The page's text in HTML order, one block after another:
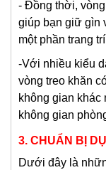
- Đồng thời,
giúp bạn giữ gìn
một phần trang
-Với nhiều kiểu
vòng treo khăn
không gian khác
không gian
3. CHUẨN BỊ
Dưới đây là